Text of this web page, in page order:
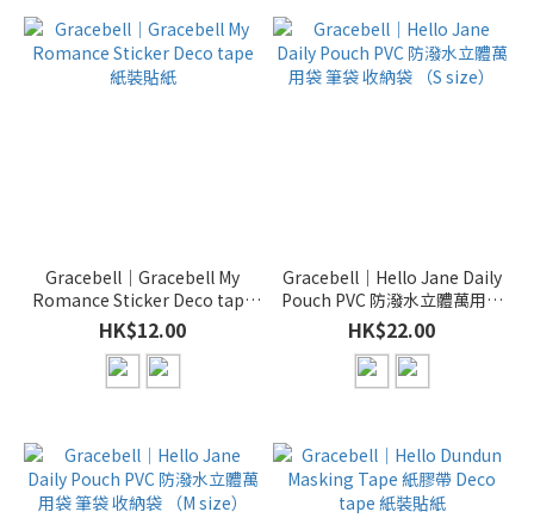
Gracebell｜Gracebell My
Romance Sticker Deco tape
紙裝貼紙
HK$12.00
Gracebell｜Hello Jane Daily
Pouch PVC 防潑水立體萬用袋
筆袋 收納袋 （S size）
HK$22.00